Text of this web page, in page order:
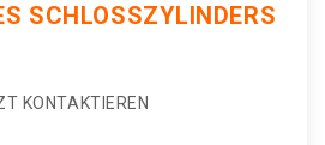
SCHLOSSZYLINDERS
KONTAKTIEREN